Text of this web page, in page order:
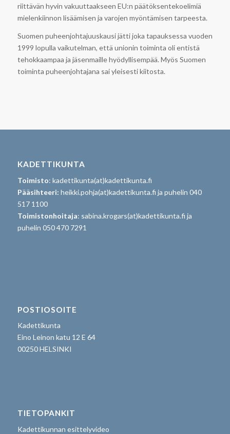
riittävän hyvin vakuuttaakseen EU:n päätöksentekoelimiä
mielenkiinnon lisäämisen ja varojen myöntämisen tarpeesta.
Suomen puheenjohtajuuskausi jätti joka tapauksessa vuoden
1999 lopulla vaikutelman, että unionin toiminta oli entistä
tehokkaampaa ja jäsenmaille hyödyllisempää. Myös Suomen
toiminta puheenjohtajana sai yleisesti kiitosta.
KADETTIKUNTA
Toimisto: kadettikunta(at)kadettikunta.fi
Pääsihteeri: heikki.pohja(at)kadettikunta.fi ja puhelin 040
517 1100
Toimistonhoitaja: sabina.krogars(at)kadettikunta.fi ja
puhelin 050 470 7291
POSTIOSOITE
Kadettikunta
Eino Leinon katu 12 E 64
00250 HELSINKI
TIETOPANKIT
Kadettikunnan esittelyvideo